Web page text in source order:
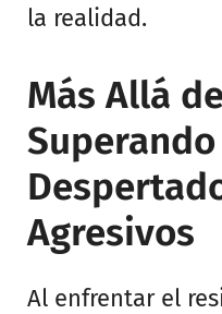
la realidad.
Más Allá
Agresivos
Al enfrentar el